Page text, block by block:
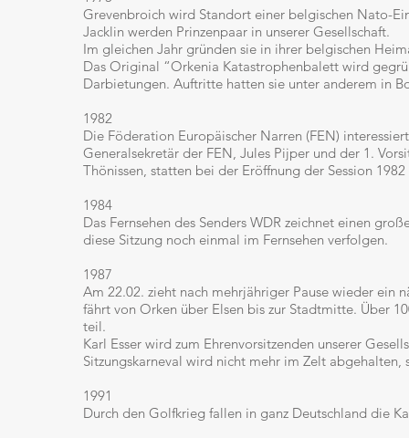
Grevenbroich wird Standort einer belgischen Nato-
Jacklin werden Prinzenpaar in unserer Gesellschaft.
Im gleichen Jahr gründen sie in ihrer belgischen
Das Original “Orkenia Katastrophenbalett wird
Darbietungen. Auftritte hatten sie unter anderem in
1982
Die Föderation Europäischer Narren (FEN)
Generalsekretär der FEN, Jules Pijper und der 1.
Thönissen, statten bei der Eröffnung der Session
1984
Das Fernsehen des Senders WDR zeichnet einen
diese Sitzung noch einmal im Fernsehen verfolgen.
1987
Am 22.02. zieht nach mehrjähriger Pause wieder ein
fährt von Orken über Elsen bis zur Stadtmitte. Über
teil.
Karl Esser wird zum Ehrenvorsitzenden unserer
Sitzungskarneval wird nicht mehr im Zelt abgehalten,
1991
Durch den Golfkrieg fallen in ganz Deutschland die